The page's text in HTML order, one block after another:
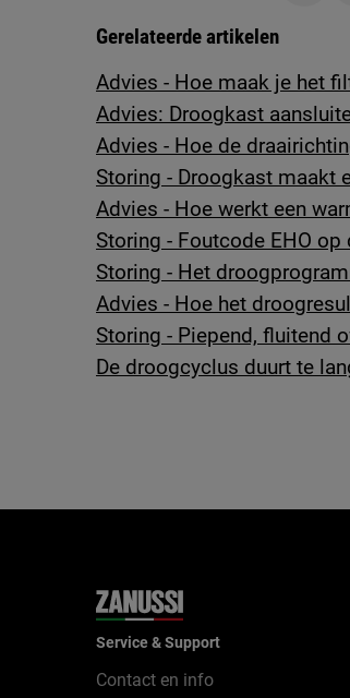
Gerelateerde artikelen
Advies - Hoe maak je het
Advies: Droogkast
Advies - Hoe de
Storing - Droogkast maakt
Advies - Hoe werkt een
Storing - Foutcode EHO
Storing - Het
Advies - Hoe het
Storing - Piepend, fluitend
De droogcyclus duurt te
Service & Support
Contact en info